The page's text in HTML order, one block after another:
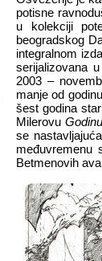
potisne
u kolekciji
beogradskog
integralnom
serijalizovana
2003 –
manje od
šest godina
Milerovu
se
međuvremenu
Betmenovih